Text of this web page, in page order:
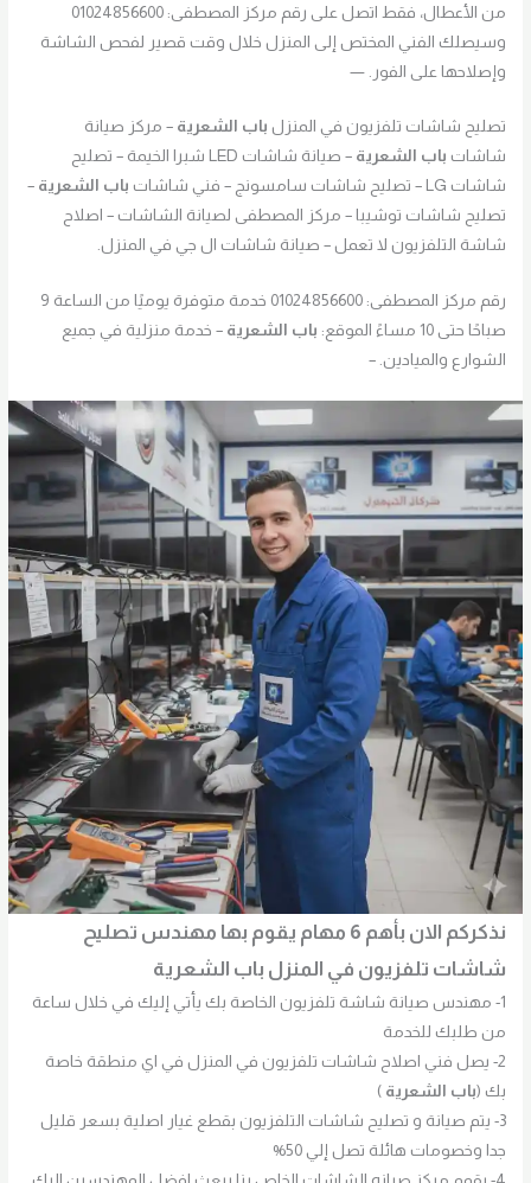
من الأعطال، فقط اتصل على رقم مركز المصطفى: 01024856600
وسيصلك الفني المختص إلى المنزل خلال وقت قصير لفحص الشاشة
وإصلاحها على الفور. —
تصليح شاشات تلفزيون في المنزل باب الشعرية – مركز صيانة
شاشات باب الشعرية
– صيانة شاشات LED شبرا الخيمة – تصليح
شاشات LG – تصليح شاشات سامسونج – فني شاشات
باب الشعرية –
تصليح شاشات توشيبا – مركز المصطفى لصيانة الشاشات – اصلاح
شاشة التلفزيون لا تعمل – صيانة شاشات ال جي في المنزل.
رقم مركز المصطفى: 01024856600 خدمة متوفرة يوميًا من الساعة 9
صباحًا حتى 10 مساءً الموقع:
باب الشعرية – خدمة منزلية في جميع
الشوارع والميادين. –
نذكركم الان بأهم 6 مهام يقوم بها مهندس تصليح
شاشات تلفزيون في المنزل باب الشعرية
1- مهندس صيانة شاشة تلفزيون الخاصة بك يأتي إليك في خلال ساعة
من طلبك للخدمة
2- يصل فني اصلاح شاشات تلفزيون في المنزل في اي منطقة خاصة
بك (باب الشعرية )
3- يتم صيانة و تصليح شاشات التلفزيون بقطع غيار اصلية بسعر قليل
جدا وخصومات هائلة تصل إلي 50%